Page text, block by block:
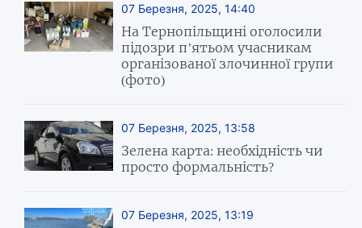
07 Березня, 2025, 14:40
На Тернопільщині оголосили
підозри п’ятьом учасникам
організованої злочинної групи
(фото)
07 Березня, 2025, 13:58
Зелена карта: необхідність чи
просто формальність?
07 Березня, 2025, 13:19